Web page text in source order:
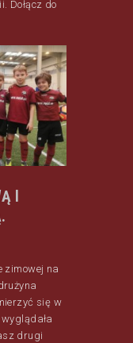
Dołącz do
I
zimowej na
się w
drugi